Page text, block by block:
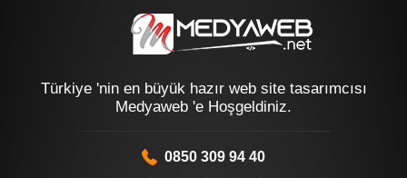
Türkiye 'nin en büyük hazır web site tasarımcısı
Medyaweb 'e Hoşgeldiniz.
0850 309 94 40